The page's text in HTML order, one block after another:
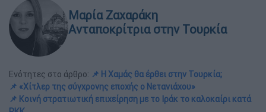
Μαρία Ζαχαράκη
Ανταποκρίτρια στην Τουρκία
Ενότητες στο άρθρο: 📌 Η Χαμάς θα έρθει στην Τουρκία;
📌 «Χίτλερ της σύγχρονης εποχής ο Νετανιάχου»
📌 Κοινή στρατιωτική επιχείρηση με το Ιράκ το καλοκαίρι κατά